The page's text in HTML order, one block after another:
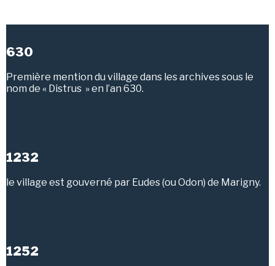
630
Première mention du village dans les archives sous le
nom de « Distrus » en l’an 630.
1232
le village est gouverné par Eudes (ou Odon) de Marigny.
1252